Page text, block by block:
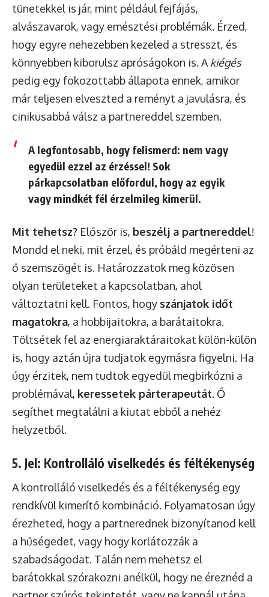
tünetekkel is jár, mint például fejfájás,
alvászavarok, vagy emésztési problémák. Érzed,
hogy egyre nehezebben kezeled a stresszt, és
könnyebben kiborulsz apróságokon is. A kiégés
pedig egy fokozottabb állapota ennek, amikor
már teljesen elveszted a reményt a javulásra, és
cinikusabbá válsz a partnereddel szemben.
A legfontosabb, hogy felismerd: nem vagy
egyedül ezzel az érzéssel! Sok
párkapcsolatban előfordul, hogy az egyik
vagy mindkét fél érzelmileg kimerül.
Mit tehetsz? Először is, beszélj a partnereddel!
Mondd el neki, mit érzel, és próbáld megérteni az
ő szemszögét is. Határozzatok meg közösen
olyan területeket a kapcsolatban, ahol
változtatni kell. Fontos, hogy szánjatok időt
magatokra, a hobbijaitokra, a barátaitokra.
Töltsétek fel az energiaraktáraitokat külön-külön
is, hogy aztán újra tudjatok egymásra figyelni. Ha
úgy érzitek, nem tudtok egyedül megbirkózni a
problémával, keressetek párterapeutát. Ő
segíthet megtalálni a kiutat ebből a nehéz
helyzetből.
5. Jel: Kontrolláló viselkedés és féltékenység
A kontrolláló viselkedés és a féltékenység egy
rendkívül kimerítő kombináció. Folyamatosan úgy
érezheted, hogy a partnerednek bizonyítanod kell
a hűségedet, vagy hogy korlátozzák a
szabadságodat. Talán nem mehetsz el
barátokkal szórakozni anélkül, hogy ne éreznéd a